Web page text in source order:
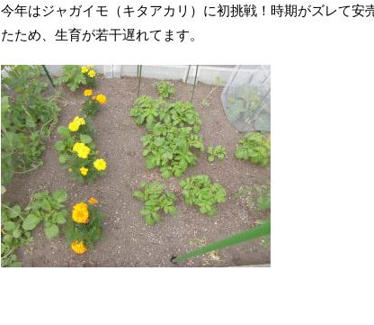
今年はジャガイモ（キタアカリ）に初挑戦！時期がズレて安
たため、生育が若干遅れてます。